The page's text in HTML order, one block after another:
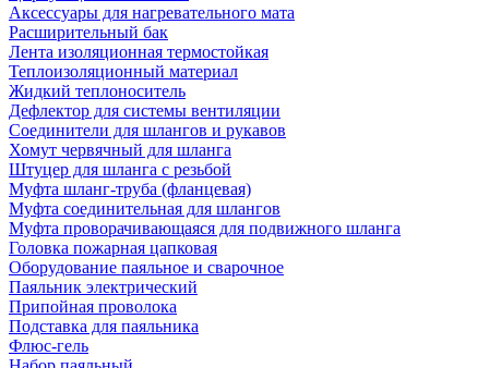
Аксессуары для нагревательного мата
Расширительный бак
Лента изоляционная термостойкая
Теплоизоляционный материал
Жидкий теплоноситель
Дефлектор для системы вентиляции
Соединители для шлангов и рукавов
Хомут червячный для шланга
Штуцер для шланга с резьбой
Муфта шланг-труба (фланцевая)
Муфта соединительная для шлангов
Муфта проворачивающаяся для подвижного шланга
Головка пожарная цапковая
Оборудование паяльное и сварочное
Паяльник электрический
Припойная проволока
Подставка для паяльника
Флюс-гель